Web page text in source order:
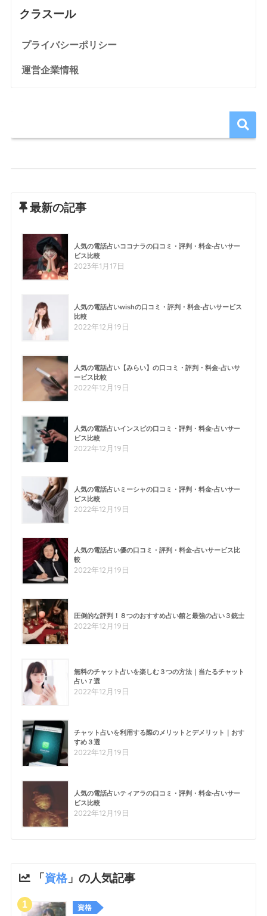
クラスール
プライバシーポリシー
運営企業情報
最新の記事
人気の電話占いココナラの口コミ・評判・料金-占いサー
ビス比較
2023年1月17日
人気の電話占いwishの口コミ・評判・料金-占いサービス
比較
2022年12月19日
人気の電話占い【みらい】の口コミ・評判・料金-占いサ
ービス比較
2022年12月19日
人気の電話占いインスピの口コミ・評判・料金-占いサー
ビス比較
2022年12月19日
人気の電話占いミーシャの口コミ・評判・料金-占いサー
ビス比較
2022年12月19日
人気の電話占い優の口コミ・評判・料金-占いサービス比
較
2022年12月19日
圧倒的な評判！８つのおすすめ占い館と最強の占い３銃士
2022年12月19日
無料のチャット占いを楽しむ３つの方法｜当たるチャット
占い７選
2022年12月19日
チャット占いを利用する際のメリットとデメリット｜おす
すめ３選
2022年12月19日
人気の電話占いティアラの口コミ・評判・料金-占いサー
ビス比較
2022年12月19日
「資格」の人気記事
資格